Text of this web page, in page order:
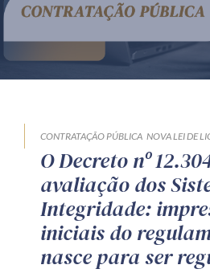
Produtos e
Zênite Fácil
Mentoria
Zênite
Eventos
CONTRATAÇÃO PÚBLICA NOVA LEI DE
O Decreto nº
avaliação dos
Integridade:
iniciais do
nasce para ser